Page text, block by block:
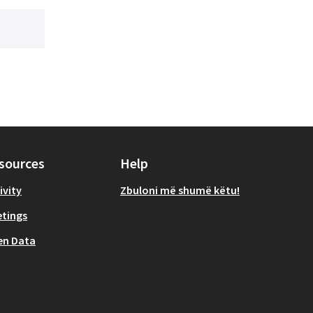
Data
Help
Zbuloni më shumë këtu!